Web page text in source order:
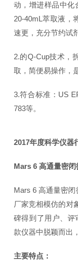
动，增进样品中化
20-40mL萃取液，
速更，充分节约试
2.的Q-Cup技术，
取，简便易操作，
3.符合标准：US
783等。
2017年度科学仪器
Mars 6 高通量密闭
Mars 6 高通量密
厂家竞相模仿的对
碑得到了用户、评
款仪器中脱颖而出
主要特点：